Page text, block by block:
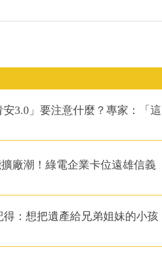
3.0」要注意什麼？專家：「這
廠潮！綠電企業卡位遠雄信義
：想把遺產給兄弟姐妹的小孩